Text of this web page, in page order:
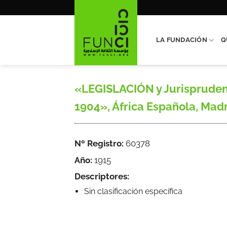
LA FUNDACIÓN
«LEGISLACIÓN y
1904», África Española,
Nº Registro: 60378
Año: 1915
Descriptores:
Sin clasificación específica